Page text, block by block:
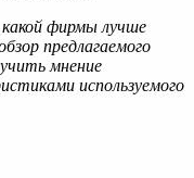
фирмы лучше
предлагаемого
мнение
используемого